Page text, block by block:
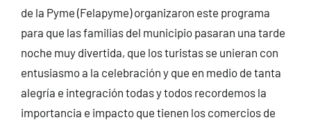
de la Pyme (Felapyme) organizaron este programa
para que las familias del municipio pasaran una tarde
noche muy divertida, que los turistas se unieran con
entusiasmo a la celebración y que en medio de tanta
alegría e integración todas y todos recordemos la
importancia e impacto que tienen los comercios de